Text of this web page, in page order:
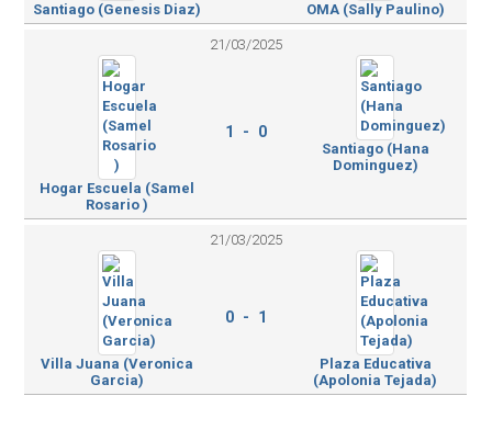
Santiago (Genesis Diaz) OMA (Sally Paulino)
21/03/2025
Hogar Escuela (Samel
Rosario )
1 - 0
Santiago (Hana
Dominguez)
21/03/2025
Villa Juana (Veronica
Garcia)
0 - 1
Plaza Educativa
(Apolonia Tejada)